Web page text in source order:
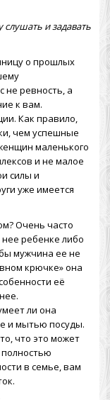
и задавать
о прошлых
не ревность, а
к вам.
Как правило,
чем успешные
маленького
и не малое
силы и
уже имеется
Очень часто
ребенке либо
мужчина ее не
крючке» она
её
ли она
и мытью посуды.
что это может
в семье, вам